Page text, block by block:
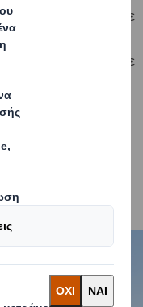
πραγματοποιήθηκε
χώρο της
και προσέλκυσε
αγροτικής